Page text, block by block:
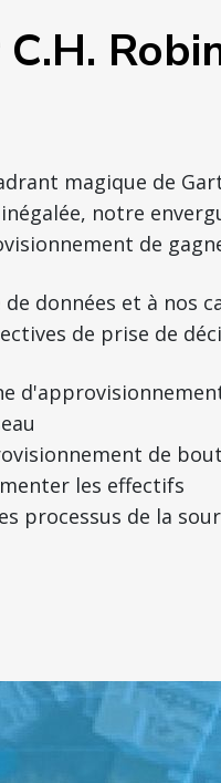
magique de
notre
de
données et à nos
de prise de
de
les effectifs
processus de la